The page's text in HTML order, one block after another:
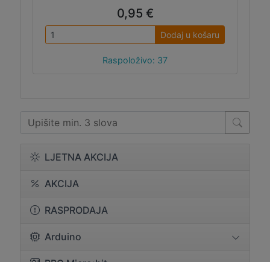
LJETNA AKCIJA
AKCIJA
RASPRODAJA
Arduino
0,95 €
Dodaj u košaru
Raspoloživo: 37